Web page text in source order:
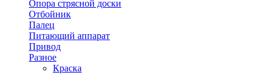
Опора стрясной доски
Отбойник
Палец
Питающий аппарат
Привод
Разное
Краска